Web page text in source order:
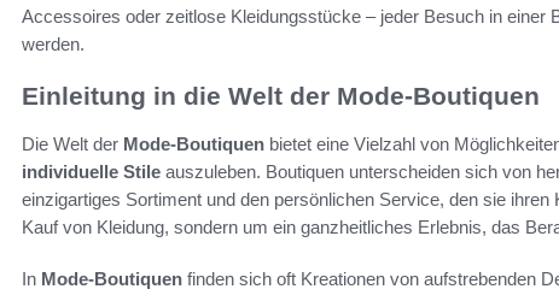
Accessoires oder zeitlose Kleidungsstücke – jeder Besuch in einer
werden.
Einleitung in die Welt der Mode-Boutiquen
Die Welt der Mode-Boutiquen bietet eine Vielzahl von
individuelle Stile auszuleben. Boutiquen unterscheiden sich von
einzigartiges Sortiment und den persönlichen Service, den sie
Kauf von Kleidung, sondern um ein ganzheitliches Erlebnis, das
In Mode-Boutiquen finden sich oft Kreationen von aufstrebenden